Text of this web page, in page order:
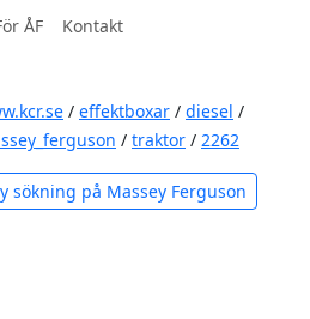
ÅF Kontakt
/ effektboxar / diesel /
/ traktor / 2262
sökning på Massey Ferguson